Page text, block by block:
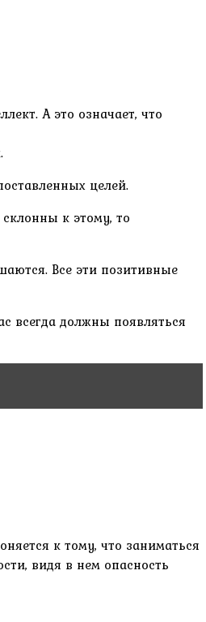
А это означает, что
целей.
к этому, то
Все эти позитивные
всегда должны появляться
к тому, что заниматься
видя в нем опасность